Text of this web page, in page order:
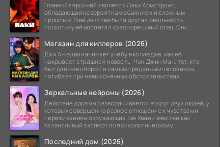
Главной героиней является Лаки Армстронг,
обладающая невероятным обаянием и сложным
прошлым. В её детстве была другая реальность,
поскольку её воспитал красноречивый отец. Они
Магазин для киллеров (2026)
Джи Ан едва начинает учёбу в колледже, как её
накрывает страшная новость: Чон Джин Ман, тот, кто
был для неё опорой и самым преданным человеком,
погибает при невыясненных обстоятельствах.
Зеркальные нейроны (2026)
Действие дорамы разворачивается вокруг двух людей, у
которых совершенно разное отношение к чувствам и
переживаниям окружающих. Ын Хван известен как
талантливый эксперт по психологическому
Последний дом (2026)